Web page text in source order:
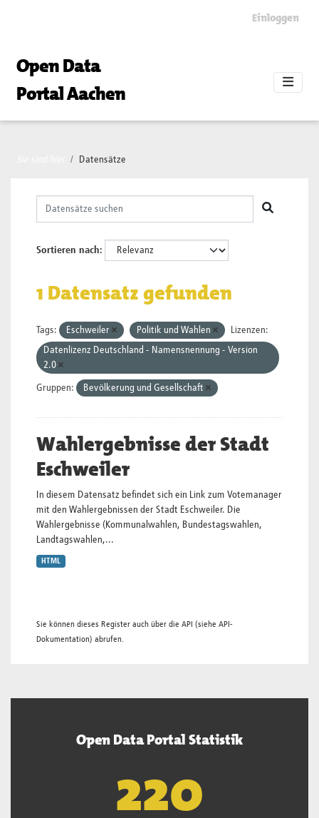
Einloggen
Open Data
Portal Aachen
Datensätze
Sortieren nach
1 Datensatz gefunden
Tags: Eschweiler Politik und Wahlen
Lizenzen:
Datenlizenz Deutschland - Namensnennung - Version
2.0
Gruppen: Bevölkerung und Gesellschaft
Wahlergebnisse der Stadt
Eschweiler
In diesem Datensatz befindet sich ein Link zum Votemanager
mit den Wahlergebnissen der Stadt Eschweiler. Die
Wahlergebnisse (Kommunalwahlen, Bundestagswahlen,
Landtagswahlen,...
HTML
Sie können dieses Register auch über die API (siehe API-
Dokumentation) abrufen.
Open Data Portal Statistik
222